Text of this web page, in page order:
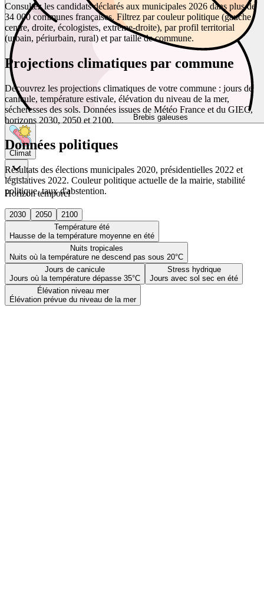
Brebis galeuses
Climat
Horizon temporel
2030 2050
2100
Température été
Hausse de la température moyenne en été
Nuits tropicales
Nuits où la température ne descend pas sous 20°C
Jours de canicule
Jours où la température dépasse 35°C
Stress hydrique
Jours avec sol sec en été
Élévation niveau mer
Élévation prévue du niveau de la mer
Consultez les candidats déclarés aux municipales 2026 dans plus de
34 000 communes françaises. Filtrez par couleur politique (gauche,
centre, droite, écologistes, extrême-droite), par profil territorial
(urbain, périurbain, rural) et par taille de commune.
Projections climatiques par commune
Découvrez les projections climatiques de votre commune : jours de
canicule, température estivale, élévation du niveau de la mer,
sécheresses des sols. Données issues de Météo France et du GIEC,
horizons 2030, 2050 et 2100.
Données politiques
Résultats des élections municipales 2020, présidentielles 2022 et
législatives 2022. Couleur politique actuelle de la mairie, stabilité
politique, taux d'abstention.